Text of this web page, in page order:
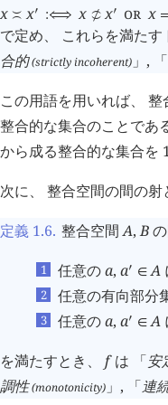
x ≍ x󰎘 :⟺ x 󰖬 x󰎘 OR x
で定め、 これらを満た
合的(strictly incoherent) 」, 「
この用語を用いれば、
整合的な集合のことであ
から成る整合的な集合を
次に、 整合空間の間の射
定義 1.6. 整合空間A, B
任意のa, a󰎘 ∈ A
任意の有向部分
任意のa, a󰎘 ∈ A
を満たすとき、 fは 「安
調性(monotonicity) 」, 「連